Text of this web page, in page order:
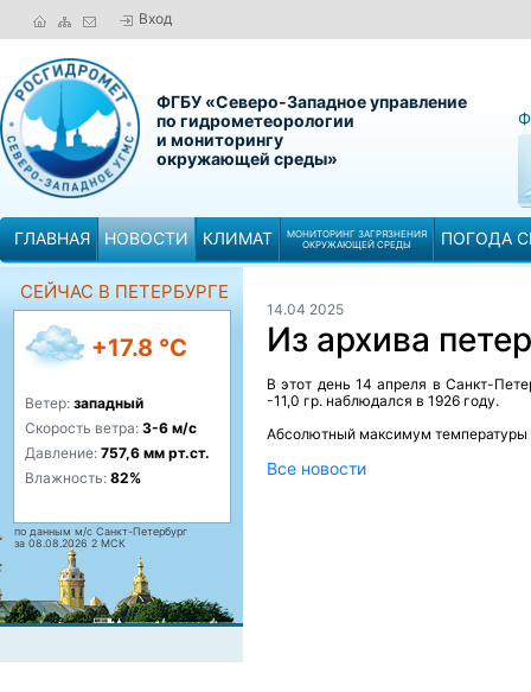
Вход
ФГБУ «Северо-Западное управление
по гидрометеорологии
и мониторингу
окружающей среды»
ГЛАВНАЯ НОВОСТИ КЛИМАТ
МОНИТОРИНГ ЗАГРЯЗНЕНИЯ
ОКРУЖАЮЩЕЙ СРЕДЫ
ПОГОДА
СЕЙЧАС В ПЕТЕРБУРГЕ
+17.8 °C
Ветер: западный
Скорость ветра: 3-6 м/с
Давление: 757,6 мм рт.ст.
Влажность: 82%
по данным м/с Санкт-Петербург
за 08.08.2026 2 МСК
14.04 2025
Из архива
В этот день 14 апреля в Санкт-
-11,0 гр. наблюдался в 1926 году.
Абсолютный максимум температуры
Все новости